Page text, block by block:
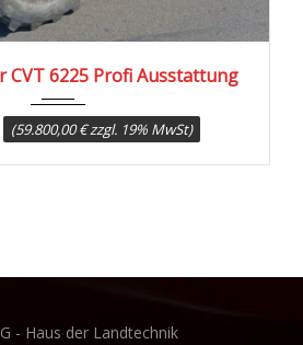
CVT 6225 Profi Ausstattung
(59.800,00 € zzgl. 19% MwSt)
- Haus der Landtechnik